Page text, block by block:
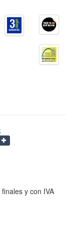
y con IVA